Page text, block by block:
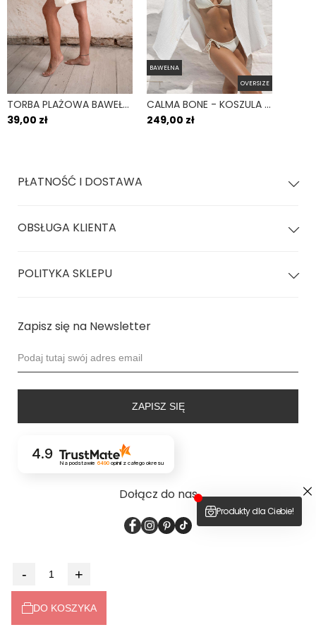
- +
DO KOSZYKA
TORBA PLAŻOWA BAWEŁNIANA MAXI BAG
39,00 zł
BAWEŁNA
OVERSIZE
CALMA BONE - KOSZULA BAWEŁNIANA OVERSIZE BIAŁA
249,00 zł
PŁATNOŚĆ I DOSTAWA
OBSŁUGA KLIENTA
POLITYKA SKLEPU
Zapisz się na Newsletter
ZAPISZ SIĘ
4.9
Na podstawie 6490opinii z całego okresu
Dołącz do nas
Sklep internetowy
made with <3 by